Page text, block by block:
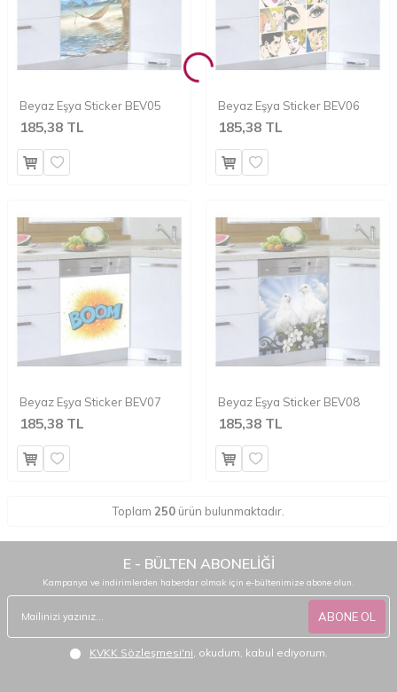
Beyaz Eşya Sticker BEV05
185,38 TL
Beyaz Eşya Sticker BEV06
185,38 TL
Beyaz Eşya Sticker BEV07
185,38 TL
Beyaz Eşya Sticker BEV08
185,38 TL
Toplam 250 ürün bulunmaktadır.
E - BÜLTEN ABONELİĞİ
Kampanya ve indirimlerden haberdar olmak için e-bültenimize abone olun.
ABONE OL
KVKK Sözleşmesi'ni, okudum, kabul ediyorum.